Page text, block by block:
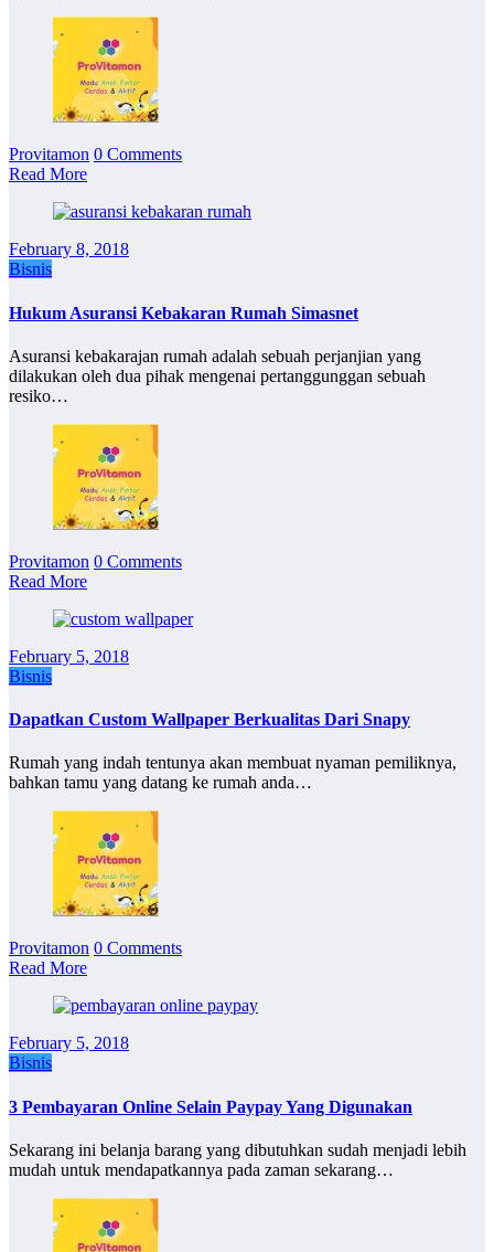
Provitamon 0 Comments
Read More
February 8, 2018
Bisnis
Hukum Asuransi Kebakaran Rumah Simasnet
Asuransi kebakarajan rumah adalah sebuah perjanjian yang
dilakukan oleh dua pihak mengenai pertanggunggan sebuah
resiko…
Provitamon 0 Comments
Read More
February 5, 2018
Bisnis
Dapatkan Custom Wallpaper Berkualitas Dari Snapy
Rumah yang indah tentunya akan membuat nyaman pemiliknya,
bahkan tamu yang datang ke rumah anda…
Provitamon 0 Comments
Read More
February 5, 2018
Bisnis
3 Pembayaran Online Selain Paypay Yang Digunakan
Sekarang ini belanja barang yang dibutuhkan sudah menjadi lebih
mudah untuk mendapatkannya pada zaman sekarang…